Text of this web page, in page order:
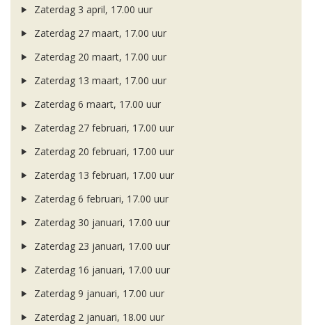
Zaterdag 3 april, 17.00 uur
Zaterdag 27 maart, 17.00 uur
Zaterdag 20 maart, 17.00 uur
Zaterdag 13 maart, 17.00 uur
Zaterdag 6 maart, 17.00 uur
Zaterdag 27 februari, 17.00 uur
Zaterdag 20 februari, 17.00 uur
Zaterdag 13 februari, 17.00 uur
Zaterdag 6 februari, 17.00 uur
Zaterdag 30 januari, 17.00 uur
Zaterdag 23 januari, 17.00 uur
Zaterdag 16 januari, 17.00 uur
Zaterdag 9 januari, 17.00 uur
Zaterdag 2 januari, 18.00 uur